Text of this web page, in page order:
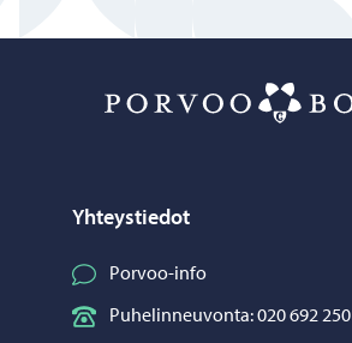
Yhteystiedot
Porvoo-info
Puhelinneuvonta: 020 692 250